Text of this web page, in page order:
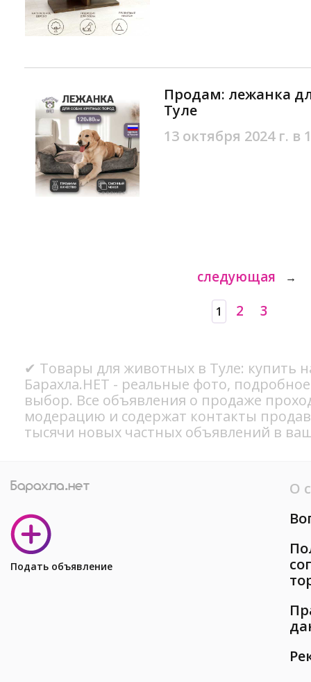
Продам: лежанка
Туле
13 октября 2024 г. в
следующая →
1 2 3
✔ Товары для животных в Туле: купить
Барахла.НЕТ - реальные фото,
выбор. Все объявления о продаже
модерацию и содержат контакты
тысячи новых частных объявлений в
Подать объявление
О